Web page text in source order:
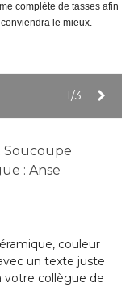
complète de tasses afin
le mieux.
1/3
Soucoupe
: Anse
couleur
un texte juste
votre collègue de